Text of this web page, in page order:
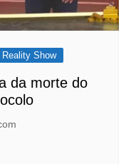
Reality Show
da morte do